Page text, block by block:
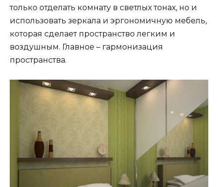
только отделать комнату в светлых тонах, но и
использовать зеркала и эргономичную мебель,
которая сделает пространство легким и
воздушным. Главное – гармонизация
пространства.